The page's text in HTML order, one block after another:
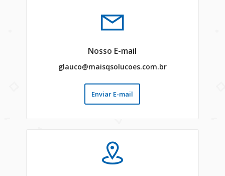
Nosso E-mail
glauco@maisqsolucoes.com.br
Enviar E-mail